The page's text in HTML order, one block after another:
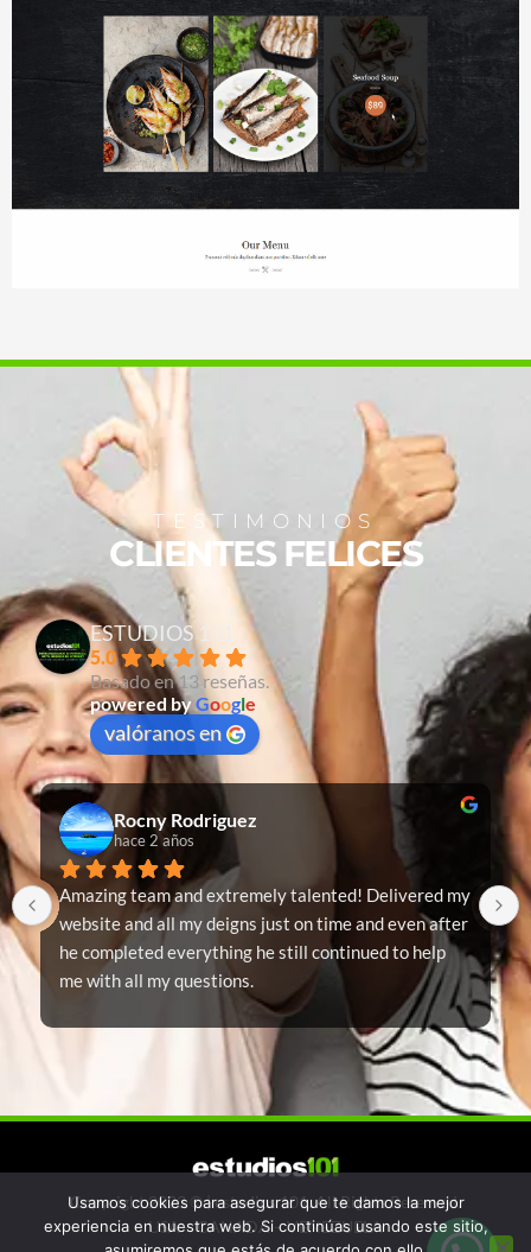
TESTIMONIOS
CLIENTES FELICES
ESTUDIOS 101
5.0
Basado en 13 reseñas.
powered byGoogle
valóranos en
Rocny Rodriguez
hace 2 años
Amazing team and extremely talented! Delivered my
website and all my deigns just on time and even after
he completed everything he still continued to help
me with all my questions.
Copyright 2023 © | estudios 101. All Rights Reserved.
USA – CANADA – VENEZUELA
Usamos cookies para asegurar que te damos la mejor
experiencia en nuestra web. Si continúas usando este sitio,